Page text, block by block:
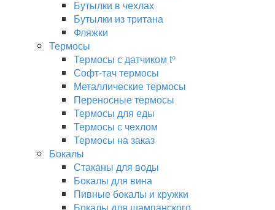
Бутылки в чехлах
Бутылки из тритана
Фляжки
Термосы
Термосы с датчиком t°
Софт-тач термосы
Металлические термосы
Переносные термосы
Термосы для еды
Термосы с чехлом
Термосы на заказ
Бокалы
Стаканы для воды
Бокалы для вина
Пивные бокалы и кружки